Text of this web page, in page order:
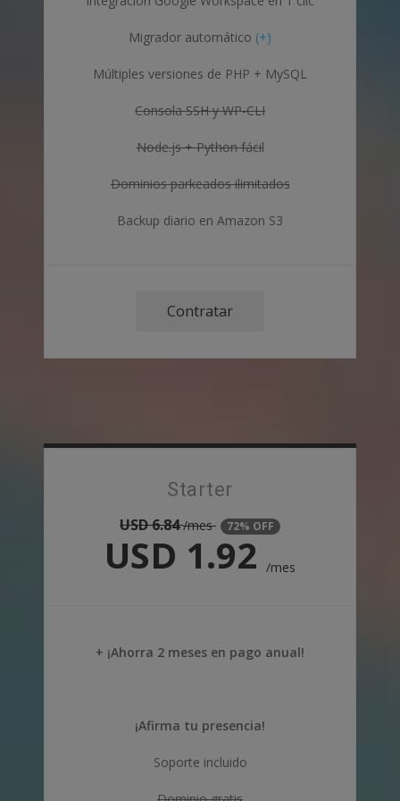
Migrador automático (+)
Múltiples versiones de PHP + MySQL
Consola SSH y WP-CLI
Node.js + Python fácil
Dominios parkeados ilimitados
Backup diario en Amazon S3
Contratar
Starter
USD6.84 /mes 72% OFF
USD 1.92 /mes
+ ¡Ahorra 2 meses en pago anual!
¡Afirma tu presencia!
Soporte incluido